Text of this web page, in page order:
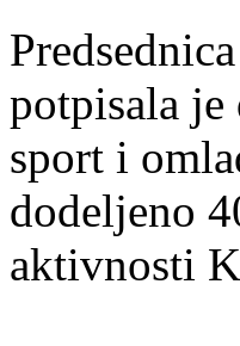
potpisala je
sport i
dodeljeno
aktivnosti